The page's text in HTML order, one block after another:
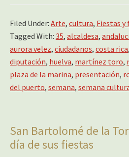
Filed Under: Arte, cultura, Fiestas y
Tagged With: 35, alcaldesa,
aurora velez, ciudadanos, costa rica,
diputación, huelva, martínez toro,
plaza de la marina, presentación,
del puerto, semana, semana
San Bartolomé de la
día de sus fiestas